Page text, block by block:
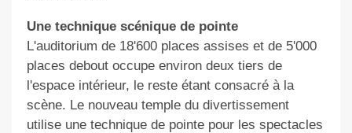
Une technique scénique de pointe
L'auditorium de 18'600 places assises et de 5'000
places debout occupe environ deux tiers de
l'espace intérieur, le reste étant consacré à la
scène. Le nouveau temple du divertissement
utilise une technique de pointe pour les spectacles